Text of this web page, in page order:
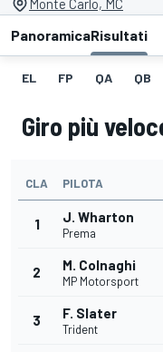
Monte Carlo, MC
PanoramicaRisultati
EL FP QA QB
Giro più
CLA PILOTA
1 J. Wharton
Prema
2 M. Colnaghi
MP Motorsport
3 F. Slater
Trident